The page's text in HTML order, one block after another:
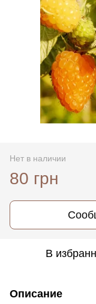
Нет в наличии
80 грн
В
Описание